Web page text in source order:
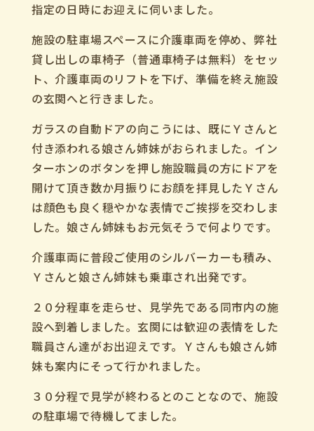
指定の日時にお迎えに伺いました。
施設の駐車場スペースに介護車両を停め、弊社
貸し出しの車椅子（普通車椅子は無料）をセッ
ト、介護車両のリフトを下げ、準備を終え施設
の玄関へと行きました。
ガラスの自動ドアの向こうには、既にＹさんと
付き添われる娘さん姉妹がおられました。イン
ターホンのボタンを押し施設職員の方にドアを
開けて頂き数か月振りにお顔を拝見したＹさん
は顔色も良く穏やかな表情でご挨拶を交わしま
した。娘さん姉妹もお元気そうで何よりです。
介護車両に普段ご使用のシルバーカーも積み、
Ｙさんと娘さん姉妹も乗車され出発です。
２０分程車を走らせ、見学先である同市内の施
設へ到着しました。玄関には歓迎の表情をした
職員さん達がお出迎えです。Ｙさんも娘さん姉
妹も案内にそって行かれました。
３０分程で見学が終わるとのことなので、施設
の駐車場で待機してました。